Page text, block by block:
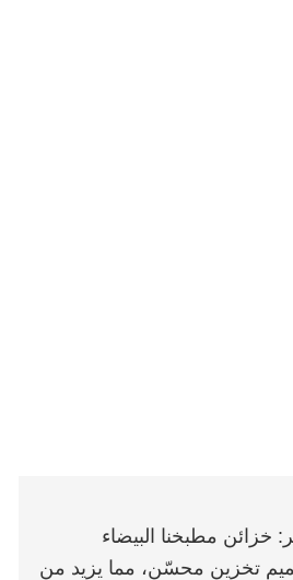
خزائن مطبخنا البيضاء
تخزين محسّن، مما يزيد من